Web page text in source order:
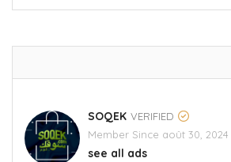
SOQEK VERIFIED
Member Since août 30, 2024
see all ads